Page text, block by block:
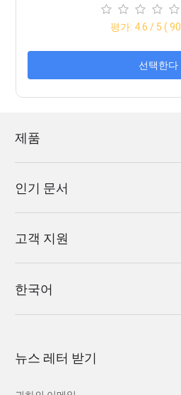
평가: 4.6 / 5 ( 90
선택한다
제품
인기 문서
고객 지원
한국어
뉴스 레터 받기